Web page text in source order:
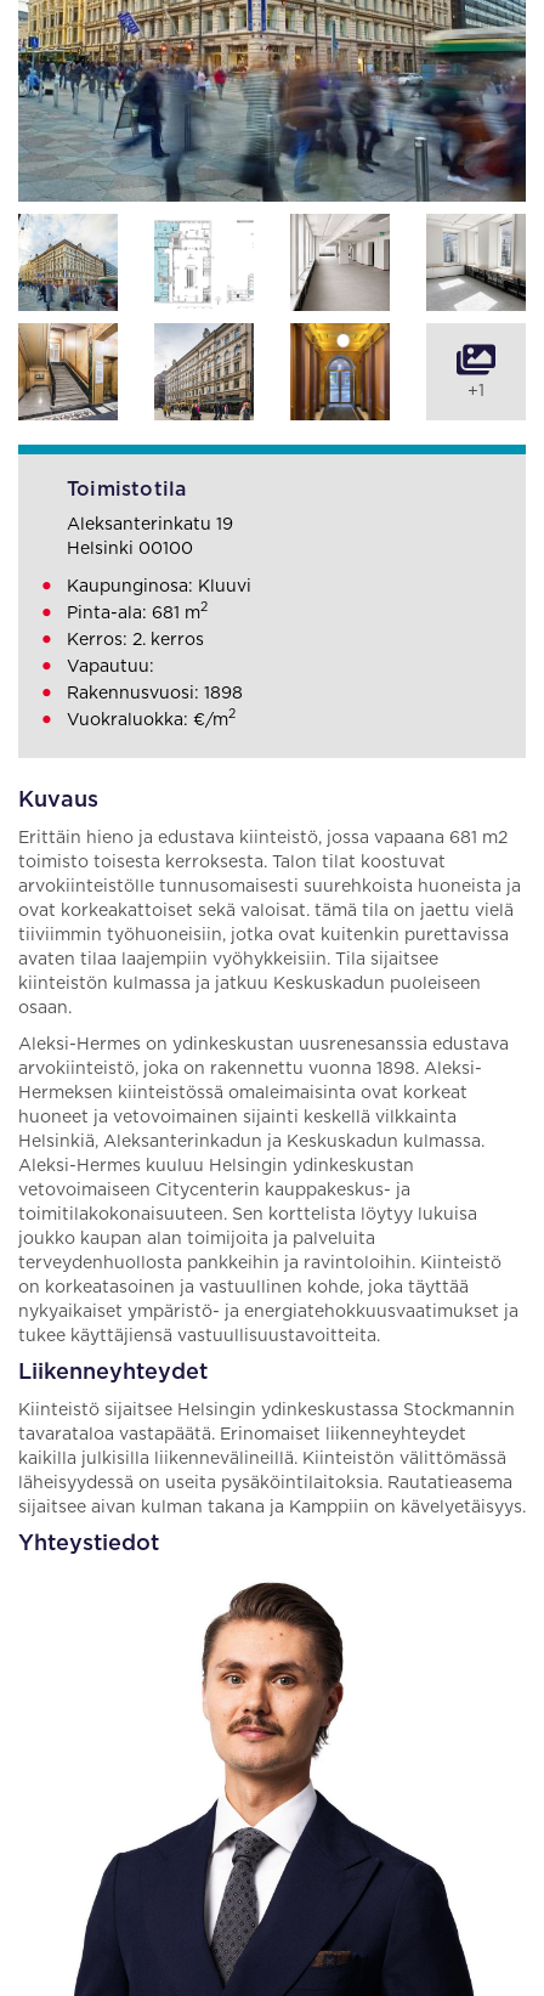
Kuvaus
Erittäin hieno ja edustava kiinteistö, jossa vapaana 681 m2
toimisto toisesta kerroksesta. Talon tilat koostuvat
arvokiinteistölle tunnusomaisesti suurehkoista huoneista ja
ovat korkeakattoiset sekä valoisat. tämä tila on jaettu vielä
tiiviimmin työhuoneisiin, jotka ovat kuitenkin purettavissa
avaten tilaa laajempiin vyöhykkeisiin. Tila sijaitsee
kiinteistön kulmassa ja jatkuu Keskuskadun puoleiseen
osaan.
Aleksi-Hermes on ydinkeskustan uusrenesanssia edustava
arvokiinteistö, joka on rakennettu vuonna 1898. Aleksi-
Hermeksen kiinteistössä omaleimaisinta ovat korkeat
huoneet ja vetovoimainen sijainti keskellä vilkkainta
Helsinkiä, Aleksanterinkadun ja Keskuskadun kulmassa.
Aleksi-Hermes kuuluu Helsingin ydinkeskustan
vetovoimaiseen Citycenterin kauppakeskus- ja
toimitilakokonaisuuteen. Sen korttelista löytyy lukuisa
joukko kaupan alan toimijoita ja palveluita
terveydenhuollosta pankkeihin ja ravintoloihin. Kiinteistö
on korkeatasoinen ja vastuullinen kohde, joka täyttää
nykyaikaiset ympäristö- ja energiatehokkuusvaatimukset ja
tukee käyttäjiensä vastuullisuustavoitteita.
Liikenneyhteydet
Kiinteistö sijaitsee Helsingin ydinkeskustassa Stockmannin
tavarataloa vastapäätä. Erinomaiset liikenneyhteydet
kaikilla julkisilla liikennevälineillä. Kiinteistön välittömässä
läheisyydessä on useita pysäköintilaitoksia. Rautatieasema
sijaitsee aivan kulman takana ja Kamppiin on kävelyetäisyys.
Yhteystiedot
+1
Toimistotila
Aleksanterinkatu 19
Helsinki 00100
Kaupunginosa: Kluuvi
Pinta-ala: 681 m2
Kerros: 2. kerros
Vapautuu:
Rakennusvuosi: 1898
Vuokraluokka: €/m2